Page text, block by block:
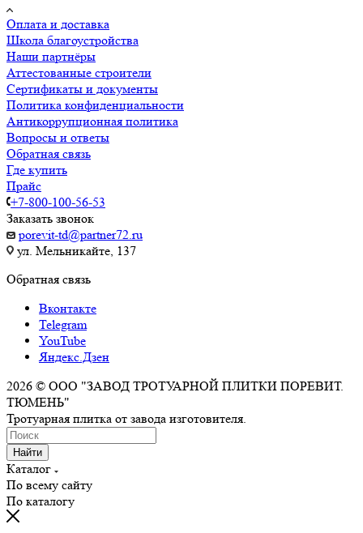
Оплата и доставка
Школа благоустройства
Наши партнёры
Аттестованные строители
Сертификаты и документы
Политика конфиденциальности
Антикоррупционная политика
Вопросы и ответы
Обратная связь
Где купить
Прайс
+7-800-100-56-53
Заказать звонок
porevit-td@partner72.ru
ул. Мельникайте, 137
Обратная связь
Вконтакте
Telegram
YouTube
Яндекс.Дзен
2026 © ООО "ЗАВОД ТРОТУАРНОЙ ПЛИТКИ ПОРЕВИТ.
ТЮМЕНЬ"
Тротуарная плитка от завода изготовителя.
Найти
Каталог
По всему сайту
По каталогу